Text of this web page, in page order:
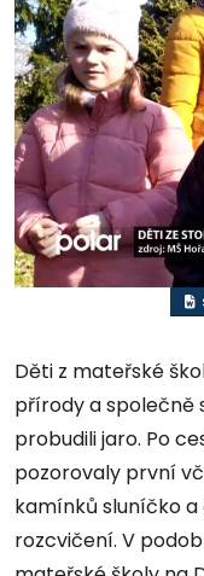
Děti z mateřské
přírody a společně
probudili jaro. Po
pozorovaly první
kamínků sluníčko
rozcvičení. V